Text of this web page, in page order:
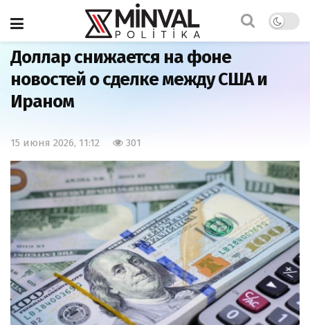
Главная Экономика
Доллар снижается на фоне
новостей о сделке между США и
Ираном
15 июня 2026, 11:12 301